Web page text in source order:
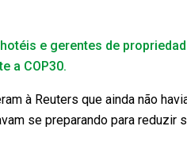
e gerentes de
a COP30.
à Reuters que ainda não
se preparando para reduzir